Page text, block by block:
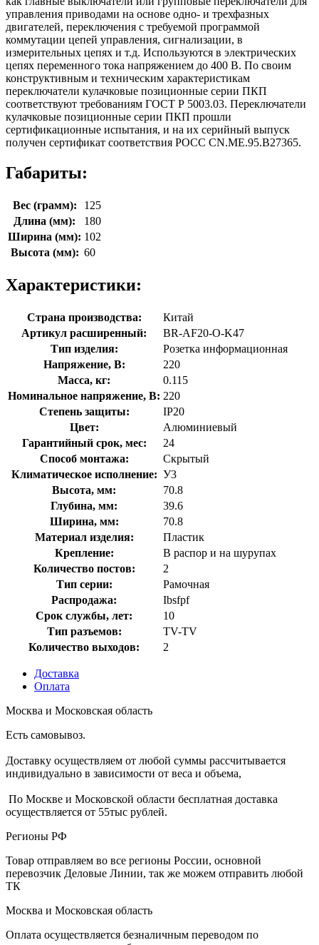
управления приводами на основе одно- и трехфазных
двигателей, переключения с требуемой программой
коммутации цепей управления, сигнализации, в
измерительных цепях и т.д. Используются в электрических
цепях переменного тока напряжением до 400 В. По своим
конструктивным и техническим характеристикам
переключатели кулачковые позиционные серии ПКП
соответствуют требованиям ГОСТ Р 5003.03. Переключатели
кулачковые позиционные серии ПКП прошли
сертификационные испытания, и на их серийный выпуск
получен сертификат соответствия РОСС CN.МЕ.95.В27365.
Габариты:
Вес (грамм):
125
Длина (мм):
180
Ширина (мм): 102
Высота (мм): 60
Характеристики:
Страна производства:
Китай
Артикул расширенный:
BR-AF20-O-K47
Тип изделия:
Розетка информационная
Напряжение, В:
220
Масса, кг:
0.115
Номинальное напряжение, В: 220
Степень защиты:
IP20
Цвет:
Алюминиевый
Гарантийный срок, мес:
24
Способ монтажа:
Скрытый
Климатическое исполнение: У3
Высота, мм:
70.8
Глубина, мм:
39.6
Ширина, мм:
70.8
Материал изделия:
Пластик
Крепление:
В распор и на шурупах
Количество постов:
2
Тип серии:
Рамочная
Распродажа:
Ibsfpf
Срок службы, лет:
10
Тип разъемов:
TV-TV
Количество выходов:
2
Доставка
Оплата
Москва и Московская область
Есть самовывоз.
Доставку осуществляем от любой суммы рассчитывается
индивидуально в зависимости от веса и объема,
По Москве и Московской области бесплатная доставка
осуществляется от 55тыс рублей.
Регионы РФ
Товар отправляем во все регионы России, основной
перевозчик Деловые Линии, так же можем отправить любой
ТК
Москва и Московская область
Оплата осуществляется безналичным переводом по